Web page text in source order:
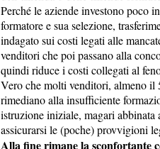
Perché le aziende investono poco
formatore e sua selezione,
indagato sui costi legati alle
venditori che poi passano alla
quindi riduce i costi collegati al
Vero che molti venditori, almeno il
rimediano alla insufficiente
istruzione iniziale, magari
assicurarsi le (poche) provvigioni
Alla fine rimane la sconfortante